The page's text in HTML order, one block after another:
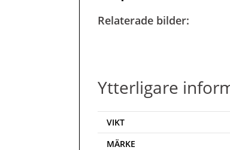
Relaterade bilder:
Ytterligare
VIKT
MÄRKE